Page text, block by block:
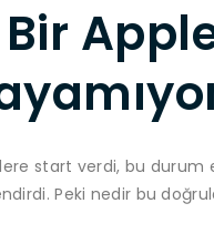
start verdi, bu
Peki nedir bu